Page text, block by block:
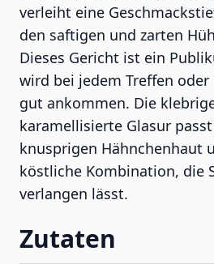
verleiht eine
den saftigen und zarten
Dieses Gericht ist ein
wird bei jedem Treffen oder
gut ankommen. Die
karamellisierte Glasur
knusprigen Hähnchenhaut
köstliche Kombination, die
verlangen lässt.
Zutaten